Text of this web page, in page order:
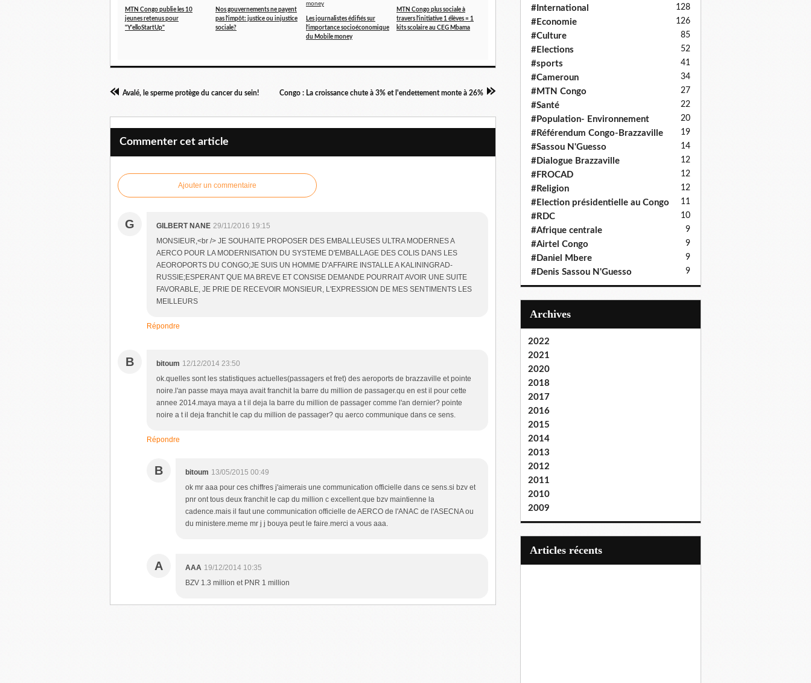
MTN Congo publie les 10
jeunes retenus pour
"Y'elloStartUp"
Nos gouvernements ne payent
pas l'impôt: justice ou injustice
sociale?
Les journalistes édifiés sur
l'importance socioéconomique
du Mobile money
MTN Congo plus sociale à
travers l'initiative 1 élèves = 1
kits scolaire au CEG Mbama
Avalé, le sperme protège du cancer du sein! Congo : La croissance chute à 3% et l'endettement monte à 26%
Commenter cet article
Ajouter un commentaire
G GILBERT NANE 29/11/2016 19:15
MONSIEUR,<br /> JE SOUHAITE PROPOSER DES EMBALLEUSES ULTRA MODERNES A
AERCO POUR LA MODERNISATION DU SYSTEME D'EMBALLAGE DES COLIS DANS LES
AEOROPORTS DU CONGO;JE SUIS UN HOMME D'AFFAIRE INSTALLE A KALININGRAD-
RUSSIE;ESPERANT QUE MA BREVE ET CONSISE DEMANDE POURRAIT AVOIR UNE SUITE
FAVORABLE, JE PRIE DE RECEVOIR MONSIEUR, L'EXPRESSION DE MES SENTIMENTS LES
MEILLEURS
Répondre
B bitoum 12/12/2014 23:50
ok.quelles sont les statistiques actuelles(passagers et fret) des aeroports de brazzaville et pointe
noire.l'an passe maya maya avait franchit la barre du million de passager.qu en est il pour cette
annee 2014.maya maya a t il deja la barre du million de passager comme l'an dernier? pointe
noire a t il deja franchit le cap du million de passager? qu aerco communique dans ce sens.
Répondre
B bitoum 13/05/2015 00:49
ok mr aaa pour ces chiffres j'aimerais une communication officielle dans ce sens.si bzv et
pnr ont tous deux franchit le cap du million c excellent.que bzv maintienne la
cadence.mais il faut une communication officielle de AERCO de l'ANAC de l'ASECNA ou
du ministere.meme mr j j bouya peut le faire.merci a vous aaa.
A AAA 19/12/2014 10:35
BZV 1.3 million et PNR 1 million
#International 128
#Economie 126
#Culture 85
#Elections 52
#sports 41
#Cameroun 34
#MTN Congo 27
#Santé 22
#Population- Environnement 20
#Référendum Congo-Brazzaville 19
#Sassou N'Guesso 14
#Dialogue Brazzaville 12
#FROCAD 12
#Religion 12
#Election présidentielle au Congo 11
#RDC 10
#Afrique centrale 9
#Airtel Congo 9
#Daniel Mbere 9
#Denis Sassou N'Guesso 9
Archives
2022
2021
2020
2018
2017
2016
2015
2014
2013
2012
2011
2010
2009
articles récents